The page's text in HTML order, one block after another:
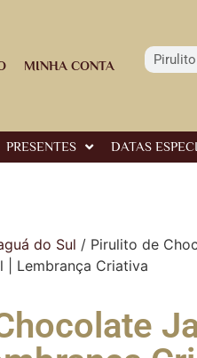
MINHA CONTA
PRESENTES DATAS
do Sul / Pirulito de
| Lembrança Criativa